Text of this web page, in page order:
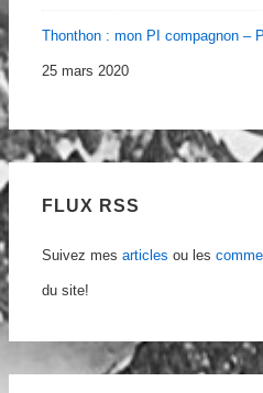
Thonthon : mon PI compagnon –
25 mars 2020
FLUX RSS
Suivez mes articles ou les
du site!